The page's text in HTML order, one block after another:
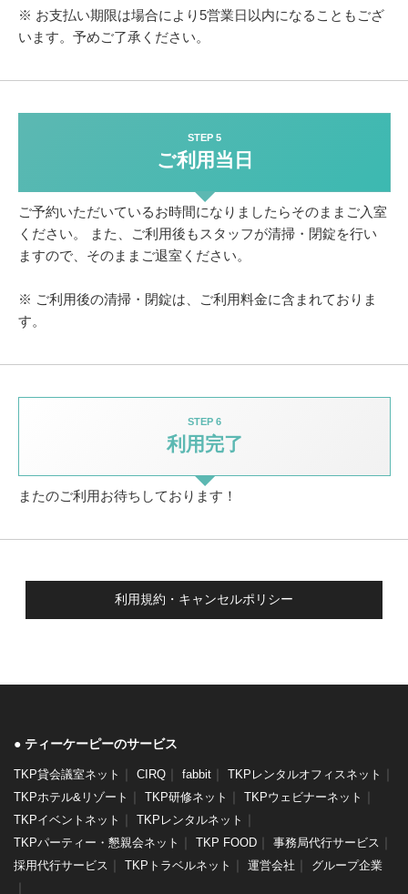
※ お支払い期限は場合により5営業日以内になることもござ
います。予めご了承ください。
STEP 5
ご利用当日
ご予約いただいているお時間になりましたらそのままご入室
ください。
また、ご利用後もスタッフが清掃・閉錠を行い
ますので、そのままご退室ください。
※ ご利用後の清掃・閉錠は、ご利用料金に含まれておりま
す。
STEP 6
利用完了
またのご利用お待ちしております！
利用規約・キャンセルポリシー
ティーケーピーのサービス
TKP貸会議室ネット CIRQ fabbit TKPレンタルオフィスネット
TKPホテル&リゾート TKP研修ネット TKPウェビナーネット
TKPイベントネット TKPレンタルネット
TKPパーティー・懇親会ネット TKP FOOD 事務局代行サービス
採用代行サービス TKPトラベルネット 運営会社 グループ企業